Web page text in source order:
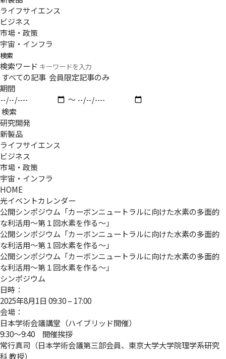
ライフサイエンス
ビジネス
市場・政策
宇宙・インフラ
検索
検索ワード
すべての記事 会員限定記事のみ
期間
〜
検索
研究開発
新製品
ライフサイエンス
ビジネス
市場・政策
宇宙・インフラ
HOME
光イベントカレンダー
公開シンポジウム「カーボンニュートラルに向けた水素の多面的
な利活用～第１回水素を作る～」
公開シンポジウム「カーボンニュートラルに向けた水素の多面的
な利活用～第１回水素を作る～」
公開シンポジウム「カーボンニュートラルに向けた水素の多面的
な利活用～第１回水素を作る～」
シンポジウム
日時：
2025年8月1日 09:30– 17:00
会場：
日本学術会議講堂（ハイブリッド開催）
9:30～9:40 開催挨拶
常行真司（日本学術会議第三部会員、東京大学大学院理学系研究
科 教授）